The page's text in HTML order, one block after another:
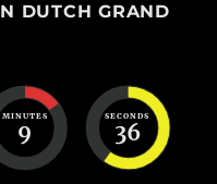
DUTCH GRAND
MINUTES
9
SECONDS
36